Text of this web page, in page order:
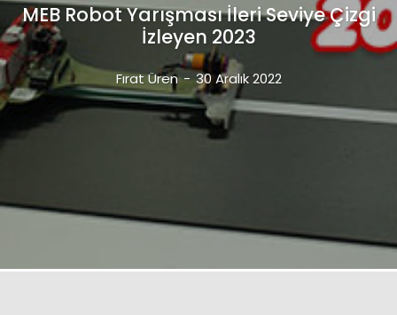
MEB Robot Yarışması İleri Seviye Çizgi
İzleyen 2023
Fırat Üren - 30 Aralık 2022